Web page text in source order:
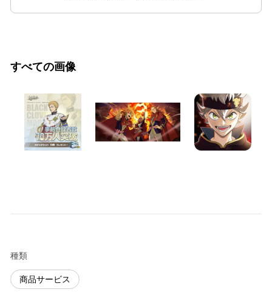
すべての画像
種類
商品サービス